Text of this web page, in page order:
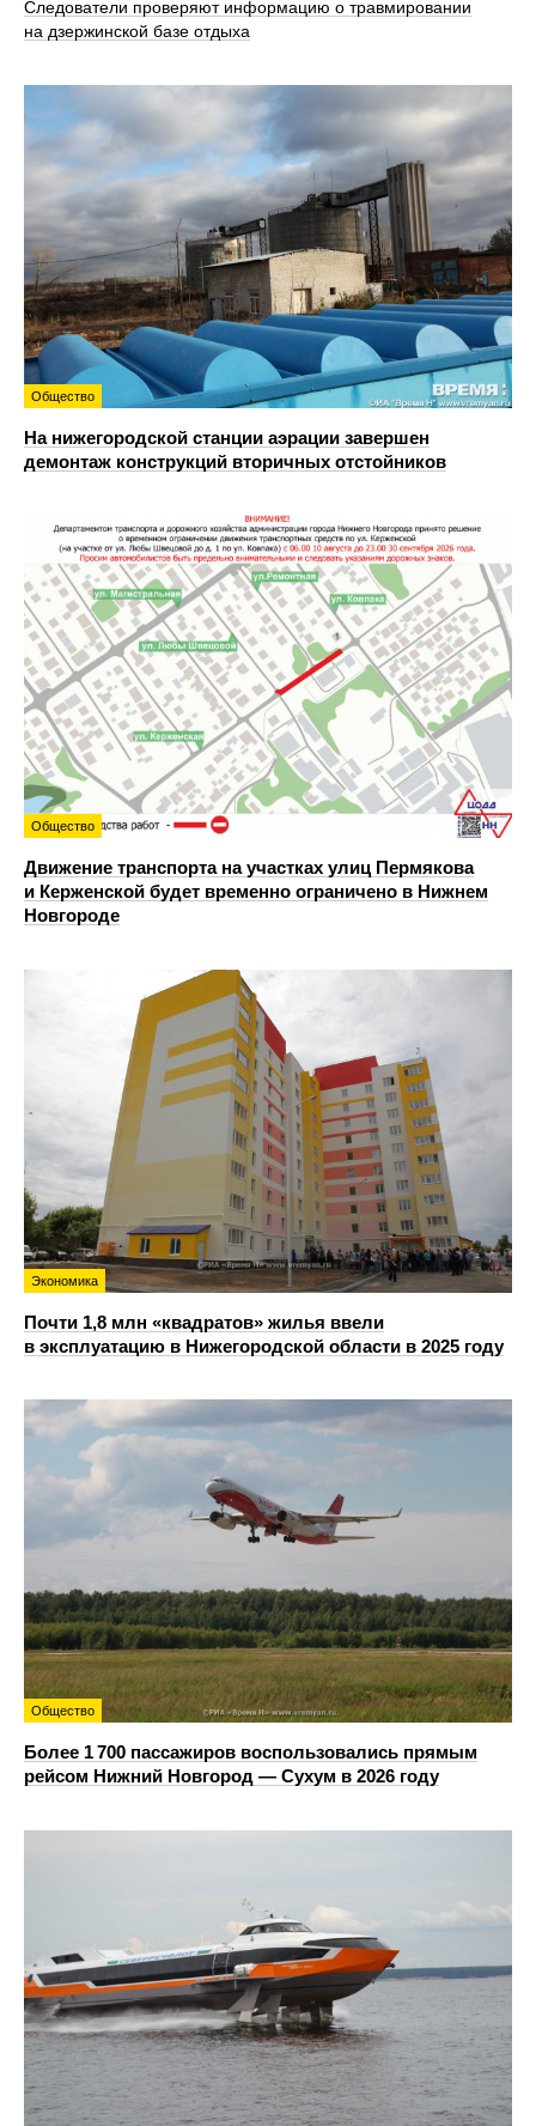
Следователи проверяют информацию о травмировании
на дзержинской базе отдыха
Общество
На нижегородской станции аэрации завершен
демонтаж конструкций вторичных отстойников
Общество
Движение транспорта на участках улиц Пермякова
и Керженской будет временно ограничено в Нижнем
Новгороде
Экономика
Почти 1,8 млн «квадратов» жилья ввели
в эксплуатацию в Нижегородской области в 2025 году
Общество
Более 1 700 пассажиров воспользовались прямым
рейсом Нижний Новгород — Сухум в 2026 году